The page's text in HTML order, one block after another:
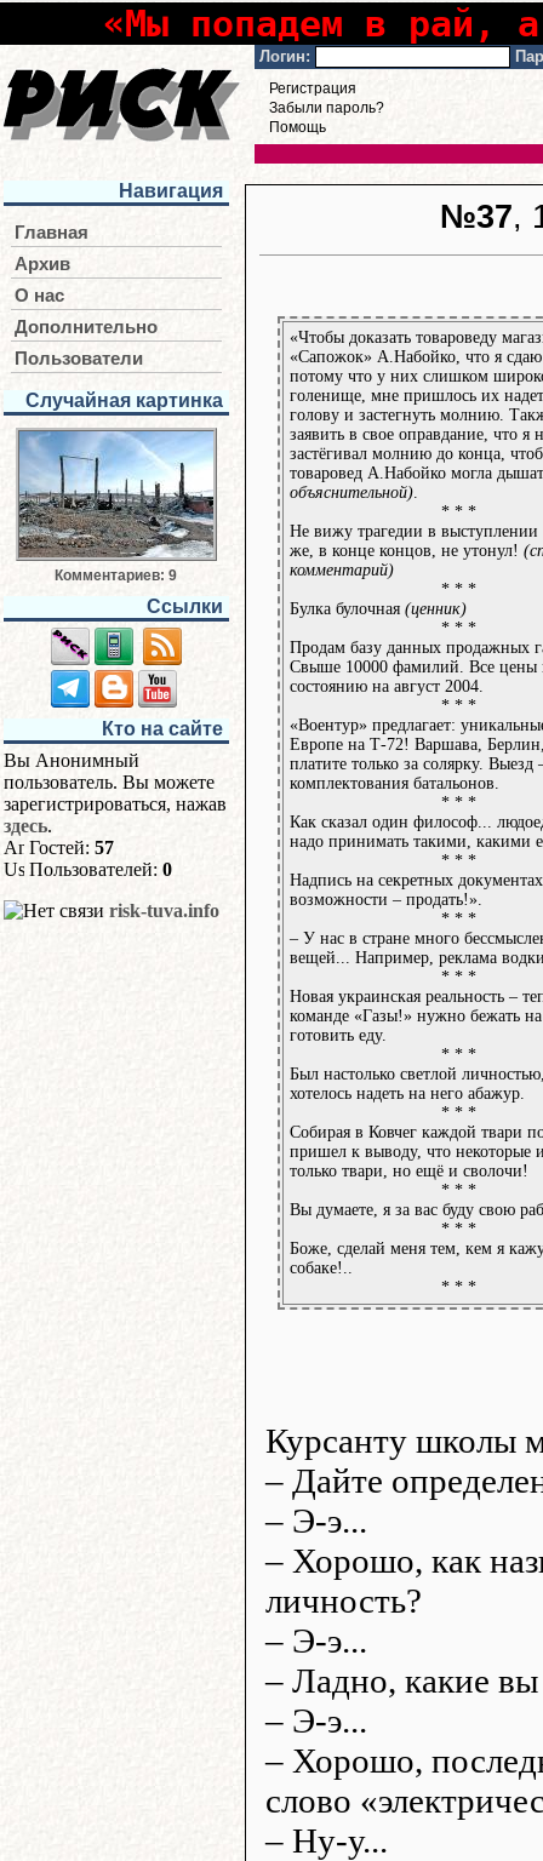
«Мы попадем в рай,
Логин:
Регистрация
Забыли пароль?
Помощь
Навигация
Главная
Архив
О нас
Дополнительно
Пользователи
Случайная картинка
Комментариев: 9
Ссылки
Кто на сайте
Вы Анонимный
пользователь. Вы можете
зарегистрироваться, нажав
здесь.
Гостей: 57
Пользователей: 0
risk-tuva.info
№37,
«Чтобы доказать товароведу
«Сапожок» А.Набойко, что я сдаю
потому что у них слишком
голенище, мне пришлось их
голову и застегнуть молнию.
заявить в свое оправдание, что я
застёгивал молнию до конца,
товаровед А.Набойко могла
объяснительной)
* * *
Не вижу трагедии в
же, в конце концов, не утонул!
комментарий)
* * *
Булка булочная (ценник)
* * *
Продам базу данных продажных
Свыше 10000 фамилий. Все цены
состоянию на август 2004.
* * *
«Воентур» предлагает:
Европе на Т-72! Варшава,
платите только за солярку. Выезд
комплектования батальонов.
* * *
Как сказал один философ...
надо принимать такими, какими
* * *
Надпись на секретных
возможности – продать!».
* * *
– У нас в стране много
вещей... Например, реклама
* * *
Новая украинская реальность –
команде «Газы!» нужно бежать
готовить еду.
* * *
Был настолько светлой
хотелось надеть на него абажур.
* * *
Собирая в Ковчег каждой твари
пришел к выводу, что некоторые
только твари, но ещё и сволочи!
* * *
Вы думаете, я за вас буду свою
* * *
Боже, сделай меня тем, кем я
собаке!..
* * *
Курсанту школы
– Дайте
– Э-э...
– Хорошо, как
личность?
– Э-э...
– Ладно, какие
– Э-э...
– Хорошо,
слово
– Ну-у...